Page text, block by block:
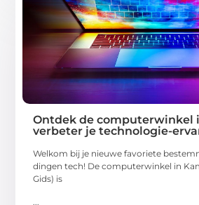
Ontdek de computerwinkel
verbeter je technologie-
Welkom bij je nieuwe favoriete
dingen tech! De computerwinkel in
Gids) is